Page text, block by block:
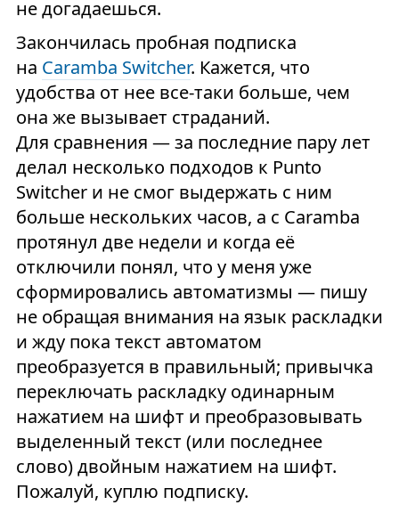
не догадаешься.
Закончилась пробная подписка
на Caramba Switcher. Кажется, что
удобства от нее все-таки больше, чем
она же вызывает страданий.
Для сравнения — за последние пару лет
делал несколько подходов к Punto
Switcher и не смог выдержать с ним
больше нескольких часов, а с Caramba
протянул две недели и когда её
отключили понял, что у меня уже
сформировались автоматизмы — пишу
не обращая внимания на язык раскладки
и жду пока текст автоматом
преобразуется в правильный; привычка
переключать раскладку одинарным
нажатием на шифт и преобразовывать
выделенный текст (или последнее
слово) двойным нажатием на шифт.
Пожалуй, куплю подписку.